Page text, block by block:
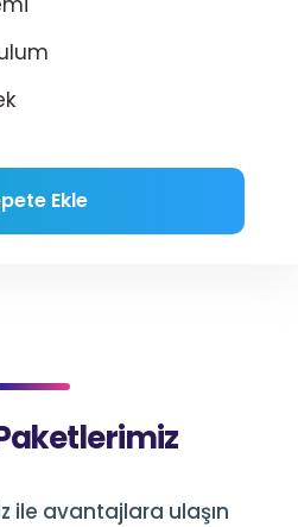
Ekle
ile avantajlara ulaşın